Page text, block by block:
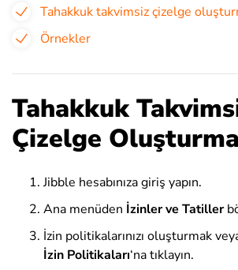
Tahakkuk takvimsiz çizelge
Örnekler
Tahakkuk
Çizelge Oluşturma
Jibble hesabınıza giriş yapın.
Ana menüden İzinler ve Tatiller
İzin politikalarınızı oluşturmak
İzin Politikaları‘na tıklayın.